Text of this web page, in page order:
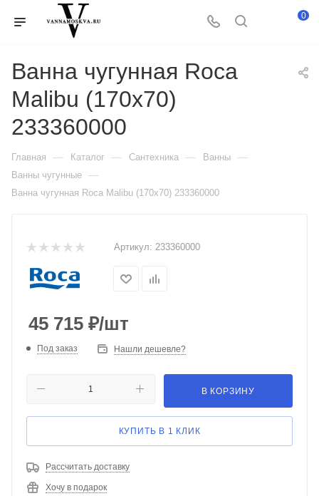
0
Ванна чугунная Roca
Malibu (170х70)
233360000
Главная — Каталог — Сантехника — Ванны —
Ванны чугунные —
Ванна чугунная Roca Malibu (170х70) 233360000
Артикул: 233360000
45 715 ₽/шт
Под заказ Нашли дешевле?
В КОРЗИНУ
КУПИТЬ В 1 КЛИК
Рассчитать доставку
Хочу в подарок